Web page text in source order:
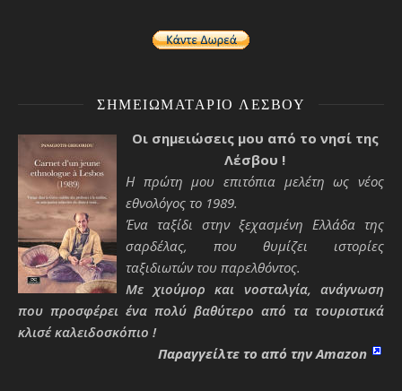
ΣΗΜΕΙΩΜΑΤΆΡΙΟ ΛΈΣΒΟΥ
Οι σημειώσεις μου από το νησί της
Λέσβου !
Η πρώτη μου επιτόπια μελέτη ως νέος
εθνολόγος το 1989.
Ένα ταξίδι στην ξεχασμένη Ελλάδα της
σαρδέλας, που θυμίζει ιστορίες
ταξιδιωτών του παρελθόντος.
Με χιούμορ και νοσταλγία, ανάγνωση
που προσφέρει ένα πολύ βαθύτερο από τα τουριστικά
κλισέ καλειδοσκόπιο !
Παραγγείλτε το από την Amazon